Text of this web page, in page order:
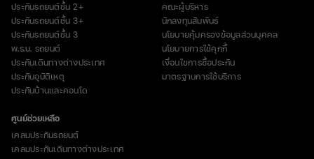
ประกันรถยนต์ชั้น 2+
ประกันรถยนต์ชั้น 3+
ประกันรถยนต์ชั้น 3
พ.ร.บ. รถยนต์
ประกันเดินทางต่างประเทศ
ประกันอุบัติเหตุ
ประกันบ้านและคอนโด
คณะผู้บริหาร
นักลงทุนสัมพันธ์
นโยบายคุ้มครองข้อมูลส่วนบุคคล
นโยบายการใช้คุกกี้
เงื่อนไขการซื้อประกัน
มาตรฐานการใช้บริการ
ศูนย์ช่วยเหลือ
เคลมประกันรถยนต์
เคลมประกันเดินทางต่างประเทศ